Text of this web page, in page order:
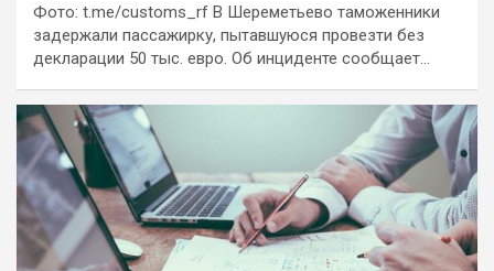
Фото: t.me/customs_rf В Шереметьево таможенники
задержали пассажирку, пытавшуюся провезти без
декларации 50 тыс. евро. Об инциденте сообщает…